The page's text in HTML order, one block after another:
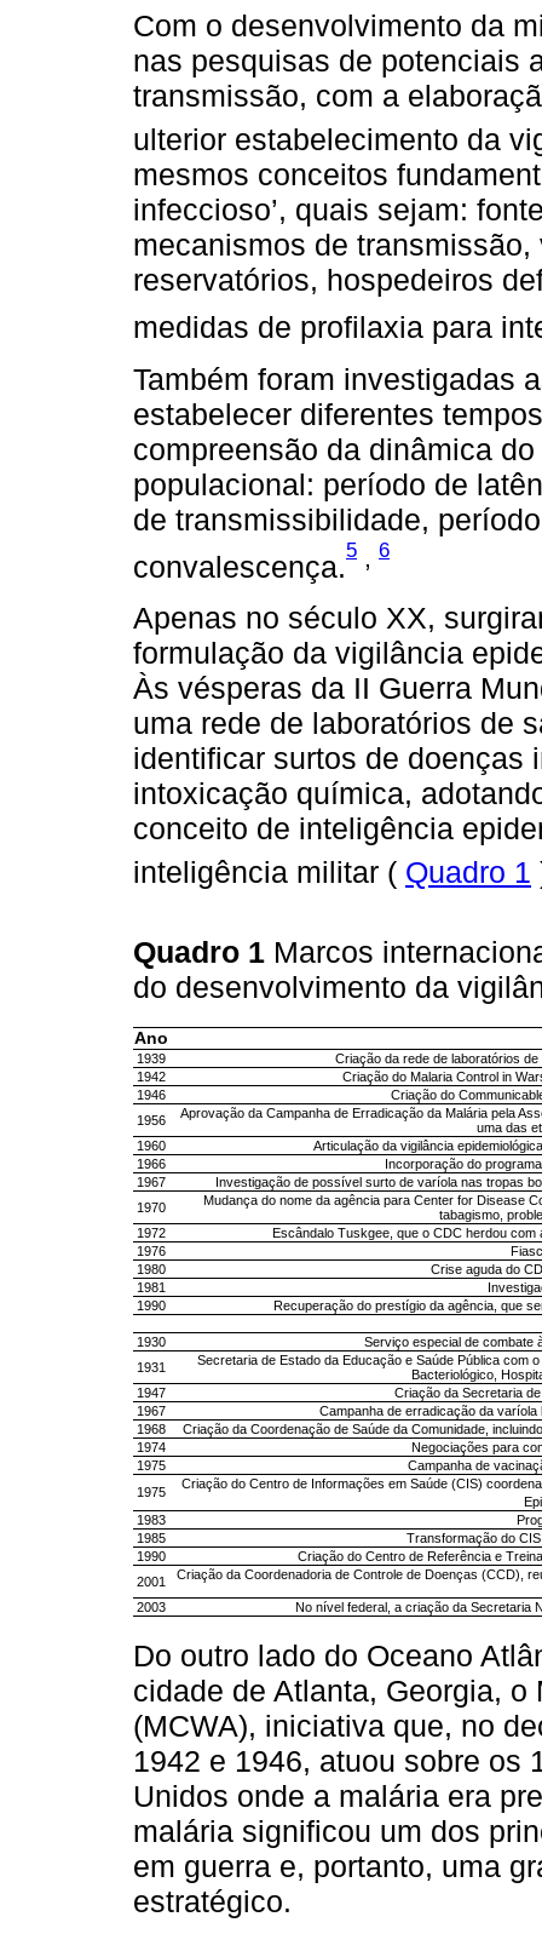
Com o desenvolvimento da
nas pesquisas de potenciais
transmissão, com a
ulterior estabelecimento da
mesmos conceitos
infeccioso’, quais sejam:
mecanismos de
reservatórios, hospedeiros
medidas de profilaxia para
Também foram investigadas
estabelecer diferentes
compreensão da dinâmica
populacional: período de
de transmissibilidade,
convalescença.
5 , 6
Apenas no século XX,
formulação da vigilância
Às vésperas da II Guerra
uma rede de laboratórios de
identificar surtos de doenças
intoxicação química,
conceito de inteligência
inteligência militar ( Quadro 1
Quadro 1 Marcos
do desenvolvimento da
Ano
1939
Criação da rede de laboratórios
1942
Criação do Malaria Control in
1946
Criação do
1956
Aprovação da Campanha de Erradicação da Malária pela
uma das
1960
Articulação da vigilância
1966
Incorporação do
1967
Investigação de possível surto de varíola nas tropas
1970
Mudança do nome da agência para Center for Disease
tabagismo,
1972
Escândalo Tuskgee, que o CDC herdou
1976
1980
Crise aguda do
1981
1990
Recuperação do prestígio da agência, que
1930
Serviço especial de combate
1931
Secretaria de Estado da Educação e Saúde Pública com
Bacteriológico,
1947
Criação da Secretaria
1967
Campanha de erradicação da
1968
Criação da Coordenação de Saúde da Comunidade,
1974
Negociações para
1975
Campanha de
1975
Criação do Centro de Informações em Saúde (CIS)
1983
1985
Transformação do
1990
Criação do Centro de Referência e
2001
Criação da Coordenadoria de Controle de Doenças (CCD),
2003 No nível federal, a criação da Secretaria
Do outro lado do Oceano
cidade de Atlanta, Georgia,
(MCWA), iniciativa que, no
1942 e 1946, atuou sobre os
Unidos onde a malária era
malária significou um dos
em guerra e, portanto, uma
estratégico.